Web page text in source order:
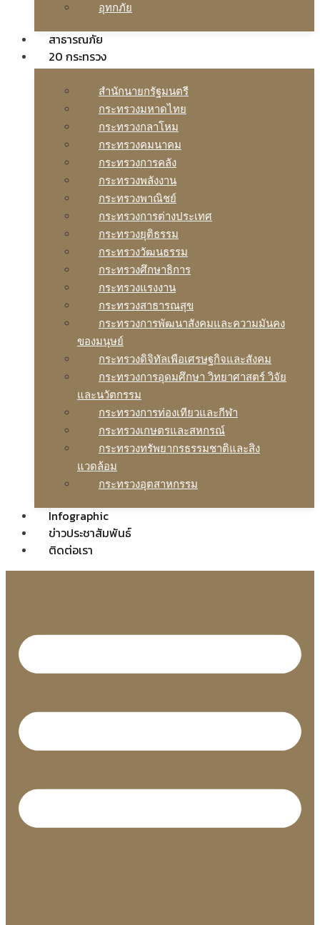
อุทกภัย
สาธารณภัย
20 กระทรวง
สํานักนายกรัฐมนตรี
กระทรวงมหาดไทย
กระทรวงกลาโหม
กระทรวงคมนาคม
กระทรวงการคลัง
กระทรวงพลังงาน
กระทรวงพาณิชย์
กระทรวงการต่างประเทศ
กระทรวงยุติธรรม
กระทรวงวัฒนธรรม
กระทรวงศึกษาธิการ
กระทรวงแรงงาน
กระทรวงสาธารณสุข
กระทรวงการพัฒนาสังคมและความมันคง
ของมนุษย์
กระทรวงดิจิทัลเพือเศรษฐกิจและสังคม
กระทรวงการอุดมศึกษา วิทยาศาสตร์ วิจัย
และนวัตกรรม
กระทรวงการท่องเทียวและกีฬา
กระทรวงเกษตรและสหกรณ์
กระทรวงทรัพยากรธรรมชาติและสิง
แวดล้อม
กระทรวงอุตสาหกรรม
Infographic
ข่าวประชาสัมพันธ์
ติดต่อเรา